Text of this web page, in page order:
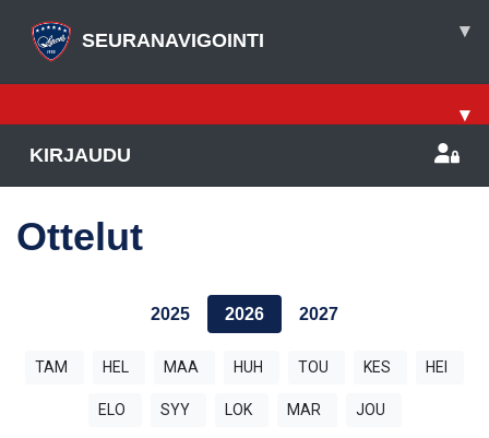
SEURANAVIGOINTI ▾
▾
KIRJAUDU
Ottelut
2025 2026 2027
TAM HEL MAA HUH TOU KES HEI
ELO SYY LOK MAR JOU